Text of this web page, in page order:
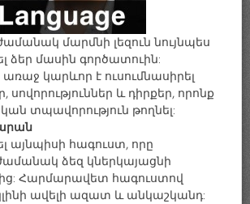
մարմնի լեզուն նույնպես
ձեր մասին գործատուին:
կարևոր է ուսումնասիրել
և դիրքեր, որոնք
տպավորություն թողնել:
այնպիսի հագուստ, որը
ձեզ կներկայացնի
Հարմարավետ հագուստով
ավելի ազատ և անկաշկանդ: